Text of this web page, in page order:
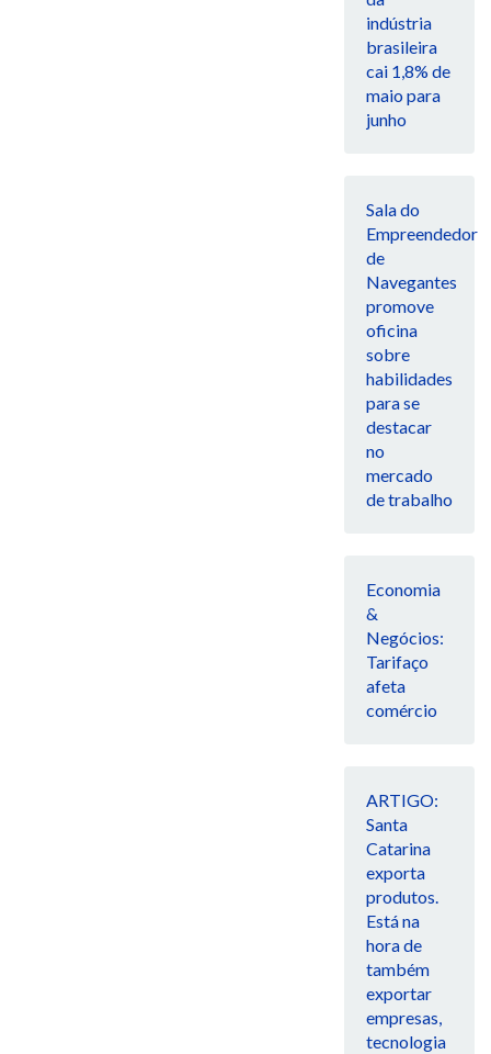
indústria
brasileira
cai 1,8% de
maio para
junho
Sala do
Empreendedor
de
Navegantes
promove
oficina
sobre
habilidades
para se
destacar
no
mercado
de trabalho
Economia
&
Negócios:
Tarifaço
afeta
comércio
ARTIGO:
Santa
Catarina
exporta
produtos.
Está na
hora de
também
exportar
empresas,
tecnologia